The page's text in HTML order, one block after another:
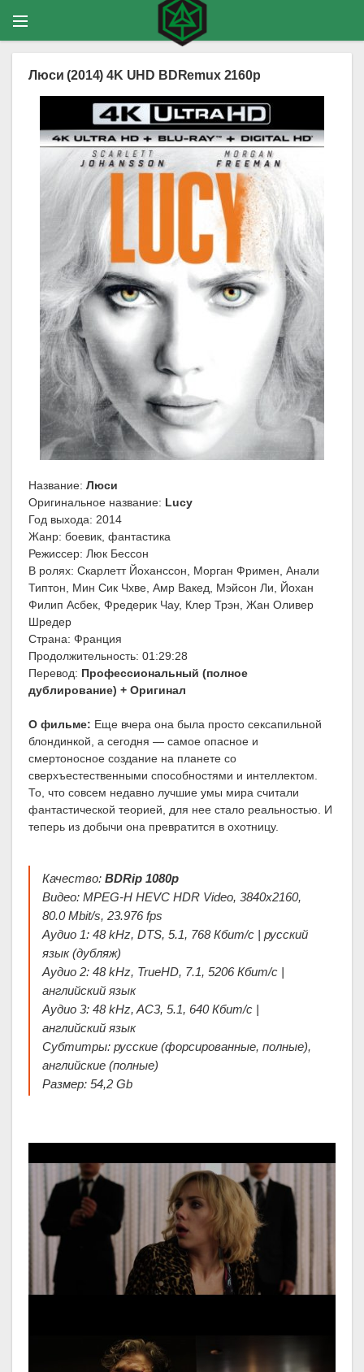
Люси (2014) 4K UHD BDRemux 2160p
Название: Люси
Оригинальное название: Lucy
Год выхода: 2014
Жанр: боевик, фантастика
Режиссер: Люк Бессон
В ролях: Скарлетт Йоханссон, Морган Фримен, Анали
Типтон, Мин Сик Чхве, Амр Вакед, Мэйсон Ли, Йохан
Филип Асбек, Фредерик Чау, Клер Трэн, Жан Оливер
Шредер
Страна: Франция
Продолжительность: 01:29:28
Перевод: Профессиональный (полное
дублирование) + Оригинал
О фильме: Еще вчера она была просто сексапильной
блондинкой, а сегодня — самое опасное и
смертоносное создание на планете со
сверхъестественными способностями и интеллектом.
То, что совсем недавно лучшие умы мира считали
фантастической теорией, для нее стало реальностью. И
теперь из добычи она превратится в охотницу.
Качество:BDRip 1080p
Видео: MPEG-H HEVC HDR Video, 3840x2160,
80.0 Mbit/s, 23.976 fps
Аудио 1: 48 kHz, DTS, 5.1, 768 Кбит/с | русский
язык (дубляж)
Аудио 2: 48 kHz, TrueHD, 7.1, 5206 Кбит/с |
английский язык
Аудио 3: 48 kHz, AC3, 5.1, 640 Кбит/с |
английский язык
Субтитры: русские (форсированные, полные),
английские (полные)
Размер: 54,2 Gb